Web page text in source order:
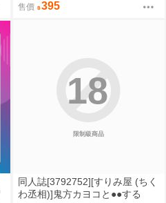
售價 395
限制級商品
18
同人誌[3792752][すりみ屋 (ちく
わ丞相)]鬼方カヨコと●●する